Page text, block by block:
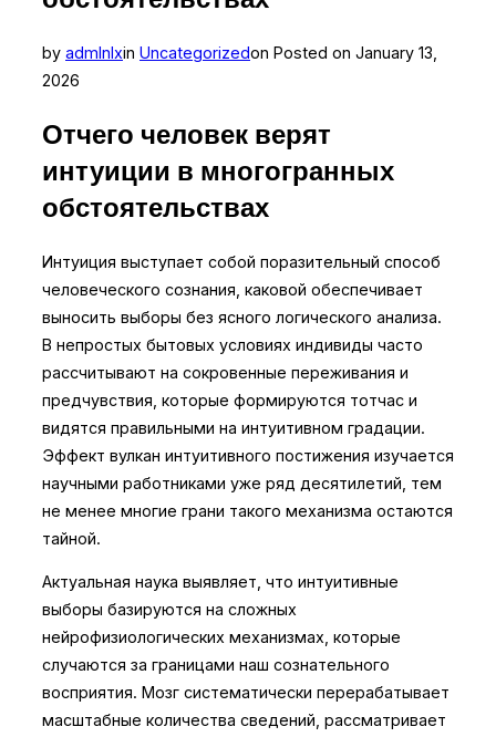
by admlnlxin Uncategorizedon Posted on January 13,
2026
Отчего человек верят
интуиции в многогранных
обстоятельствах
Интуиция выступает собой поразительный способ
человеческого сознания, каковой обеспечивает
выносить выборы без ясного логического анализа.
В непростых бытовых условиях индивиды часто
рассчитывают на сокровенные переживания и
предчувствия, которые формируются тотчас и
видятся правильными на интуитивном градации.
Эффект вулкан интуитивного постижения изучается
научными работниками уже ряд десятилетий, тем
не менее многие грани такого механизма остаются
тайной.
Актуальная наука выявляет, что интуитивные
выборы базируются на сложных
нейрофизиологических механизмах, которые
случаются за границами наш сознательного
восприятия. Мозг систематически перерабатывает
масштабные количества сведений, рассматривает